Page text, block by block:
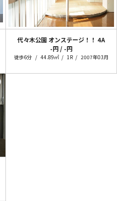
代々木公園 オンステージ！！ 4A
-円 / -円
徒歩6分 44.89㎡ 1R 2007年03月